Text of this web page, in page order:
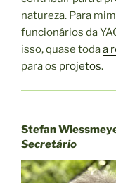
natureza. Para
funcionários da
isso, quase todaa
para os projetos.
Stefan
Secretário